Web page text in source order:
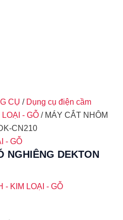
CỤ / Dụng cụ điện cầm
- GỖ / MÁY CẮT NHÔM
CN210
- GỖ
NGHIÊNG DEKTON
- KIM LOẠI - GỖ